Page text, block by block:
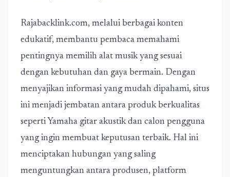
Rajabacklink.com, melalui berbagai konten
edukatif, membantu pembaca memahami
pentingnya memilih alat musik yang sesuai
dengan kebutuhan dan gaya bermain. Dengan
menyajikan informasi yang mudah dipahami, situs
ini menjadi jembatan antara produk berkualitas
seperti Yamaha gitar akustik dan calon pengguna
yang ingin membuat keputusan terbaik. Hal ini
menciptakan hubungan yang saling
menguntungkan antara produsen, platform